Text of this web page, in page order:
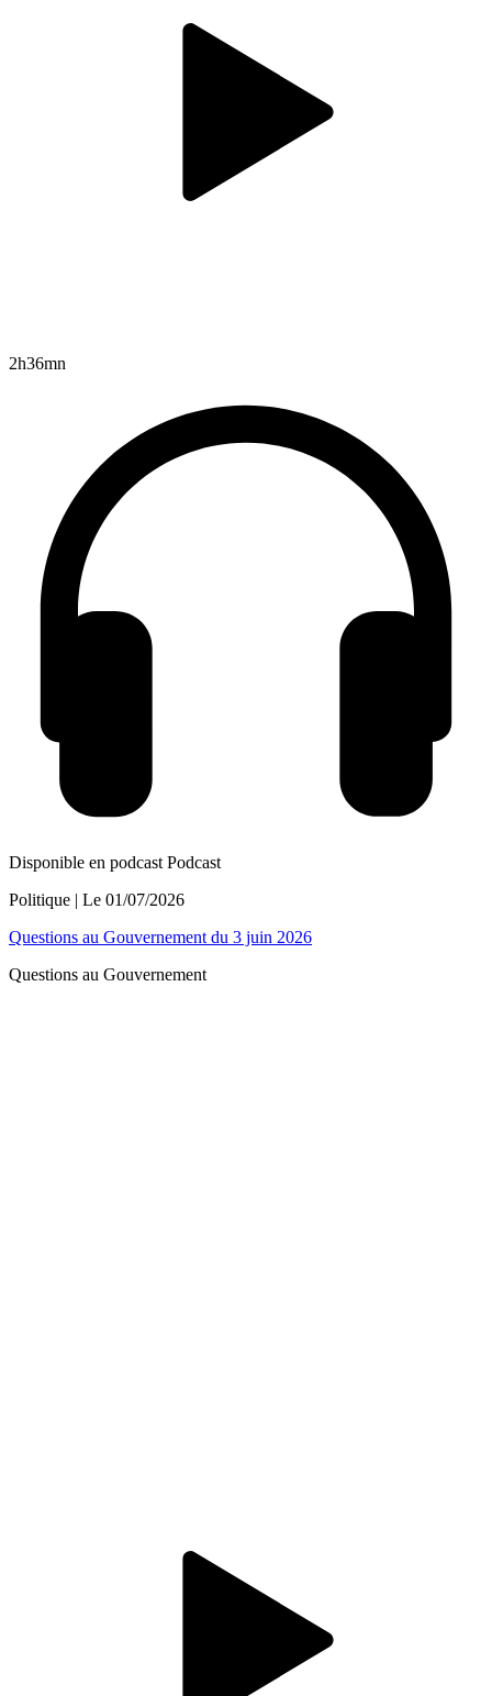
2h36mn
Disponible en podcast Podcast
Politique | Le 01/07/2026
Questions au Gouvernement du 3 juin 2026
Questions au Gouvernement